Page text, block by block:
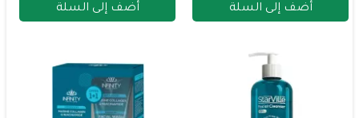
أضف إلى السلة أضف إلى السلة